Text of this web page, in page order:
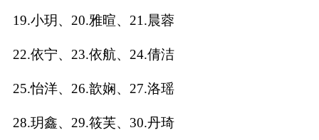
19.小玥、20.雅暄、21.晨蓉
22.依宁、23.依航、24.倩洁
25.怡洋、26.歆娴、27.洛瑶
28.玥鑫、29.筱芙、30.丹琦